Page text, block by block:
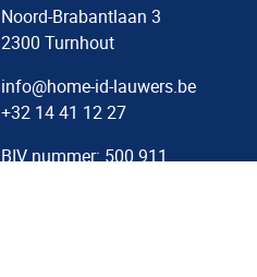
Noord-Brabantlaan 3
2300 Turnhout
info@home-id-lauwers.be
+32 14 41 12 27
BIV nummer: 500.911